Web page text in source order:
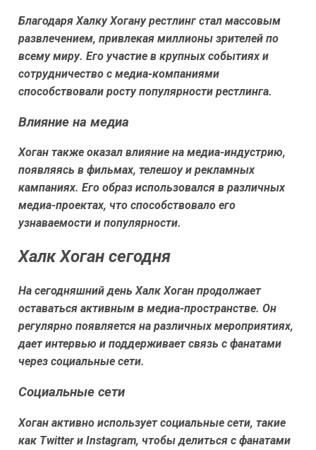
Благодаря Халку Хогану рестлинг стал массовым
развлечением, привлекая миллионы зрителей по
всему миру. Его участие в крупных событиях и
сотрудничество с медиа-компаниями
способствовали росту популярности рестлинга.
Влияние на медиа
Хоган также оказал влияние на медиа-индустрию,
появляясь в фильмах, телешоу и рекламных
кампаниях. Его образ использовался в различных
медиа-проектах, что способствовало его
узнаваемости и популярности.
Халк Хоган сегодня
На сегодняшний день Халк Хоган продолжает
оставаться активным в медиа-пространстве. Он
регулярно появляется на различных мероприятиях,
дает интервью и поддерживает связь с фанатами
через социальные сети.
Социальные сети
Хоган активно использует социальные сети, такие
как Twitter и Instagram, чтобы делиться с фанатами